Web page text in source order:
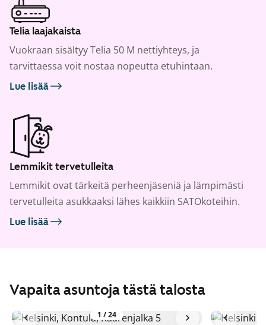
Telia laajakaista
Vuokraan sisältyy Telia 50 M nettiyhteys, ja
tarvittaessa voit nostaa nopeutta etuhintaan.
Lue lisää
Lemmikit tervetulleita
Lemmikit ovat tärkeitä perheenjäseniä ja lämpimästi
tervetulleita asukkaaksi lähes kaikkiin SATOkoteihin.
Lue lisää
Vapaita asuntoja tästä talosta
1 /24